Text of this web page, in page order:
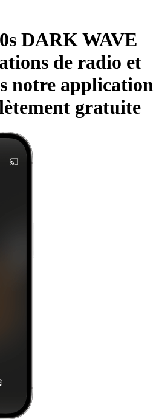
DARK WAVE
de radio et
notre application
gratuite